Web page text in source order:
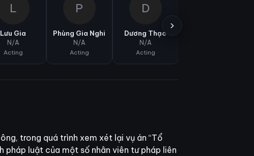
L
Lưu Gia
N/A
Acting
P
Phùng Gia Nghi
N/A
Acting
D
Dương Thạc
N/A
Acting
›
trong quá trình xem xét lại vụ án “Tổ
pháp luật của một số nhân viên tư pháp liên